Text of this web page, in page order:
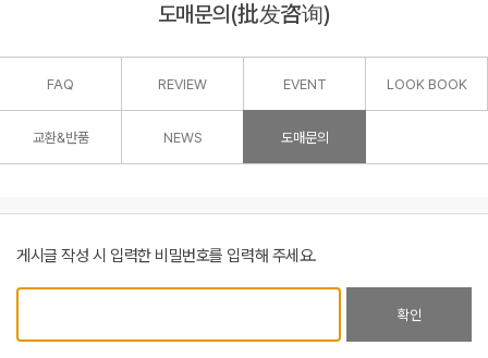
도매문의(批发咨询)
FAQ REVIEW EVENT LOOK BOOK
교환&반품 NEWS 도매문의
게시글 작성 시 입력한 비밀번호를 입력해 주세요.
확인